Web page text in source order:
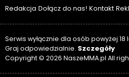
Redakcja Dołącz do nas! Kontakt
Serwis wyłącznie dla osób powyżej
Graj odpowiedzialnie. Szczegóły
Copyright © 2026 NaszeMMA.pl All